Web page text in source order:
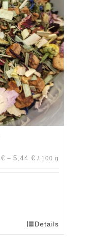
€ – 5,44 € / 100 g
Details